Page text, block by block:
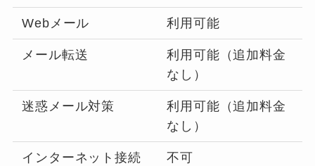
Webメール 利用可能
メール転送
利用可能（追加料金
なし）
迷惑メール対策
利用可能（追加料金
なし）
インターネット接続 不可